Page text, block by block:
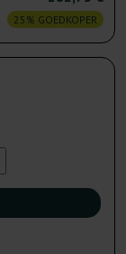
25% GOEDKOPER